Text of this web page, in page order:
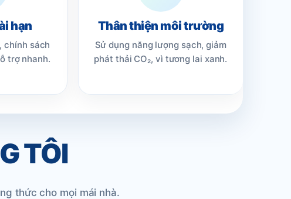
hạn
chính sách
trợ nhanh.
Thân thiện môi trường
Sử dụng năng lượng sạch, giảm
phát thải CO₂, vì tương lai xanh.
TÔI
thức cho mọi mái nhà.